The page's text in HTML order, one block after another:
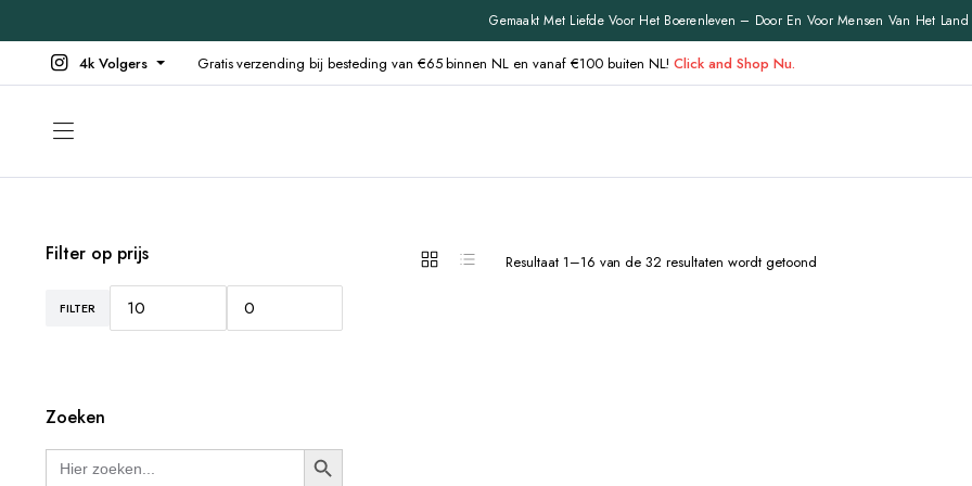
Gemaakt Met Liefde Voor Het Boerenleven – Door En Voor Mensen Van Het Land
4k Volgers Gratis verzending bij besteding van €65 binnen NL en vanaf €100 buiten NL!Click and Shop Nu.
Resultaat 1–16 van de 32 resultaten wordt getoond
Filter op prijs
FILTER
Zoeken
Zoek
naar: Zoekknop